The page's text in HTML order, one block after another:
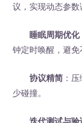
议，实现动态参数
睡眠周期优化
钟定时唤醒，避免
协议精简 ：
少碰撞。